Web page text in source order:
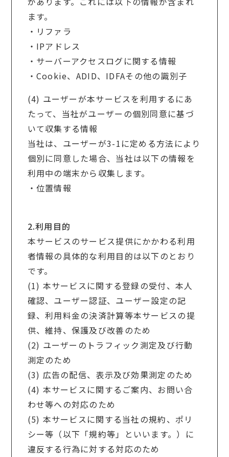
ます。
・リファラ
・IPアドレス
・サーバーアクセスログに関する情報
・Cookie、ADID、IDFAその他の識別子
(4) ユーザーが本サービスを利用するにあ
たって、当社がユーザーの個別同意に基づ
いて収集する情報
当社は、ユーザーが3-1に定める方法により
個別に同意した場合、当社は以下の情報を
利用中の端末から収集します。
・位置情報
2.利用目的
本サービスのサービス提供にかかわる利用
者情報の具体的な利用目的は以下のとおり
です。
(1) 本サービスに関する登録の受付、本人
確認、ユーザー認証、ユーザー設定の記
録、利用料金の決済計算等本サービスの提
供、維持、保護及び改善のため
(2) ユーザーのトラフィック測定及び行動
測定のため
(3) 広告の配信、表示及び効果測定のため
(4) 本サービスに関するご案内、お問い合
わせ等への対応のため
(5) 本サービスに関する当社の規約、ポリ
シー等（以下「規約等」といいます。）に
違反する行為に対する対応のため